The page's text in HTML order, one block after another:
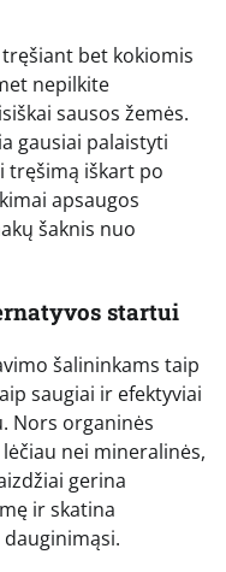
bet kokiomis
nepilkite
sausos žemės.
gausiai palaistyti
tręšimą iškart po
apsaugos
šaknis nuo
startui
šalininkams taip
saugiai ir efektyviai
Nors organinės
nei mineralinės,
gerina
ir skatina